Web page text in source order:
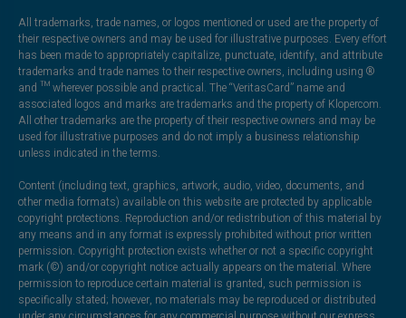
All trademarks, trade names, or logos mentioned or used are the property of
their respective owners and may be used for illustrative purposes. Every effort
has been made to appropriately capitalize, punctuate, identify, and attribute
trademarks and trade names to their respective owners, including using ®
and ™ wherever possible and practical. The “VeritasCard” name and
associated logos and marks are trademarks and the property of Klopercom.
All other trademarks are the property of their respective owners and may be
used for illustrative purposes and do not imply a business relationship
unless indicated in the terms.
Content (including text, graphics, artwork, audio, video, documents, and
other media formats) available on this website are protected by applicable
copyright protections. Reproduction and/or redistribution of this material by
any means and in any format is expressly prohibited without prior written
permission. Copyright protection exists whether or not a specific copyright
mark (©) and/or copyright notice actually appears on the material. Where
permission to reproduce certain material is granted, such permission is
specifically stated; however, no materials may be reproduced or distributed